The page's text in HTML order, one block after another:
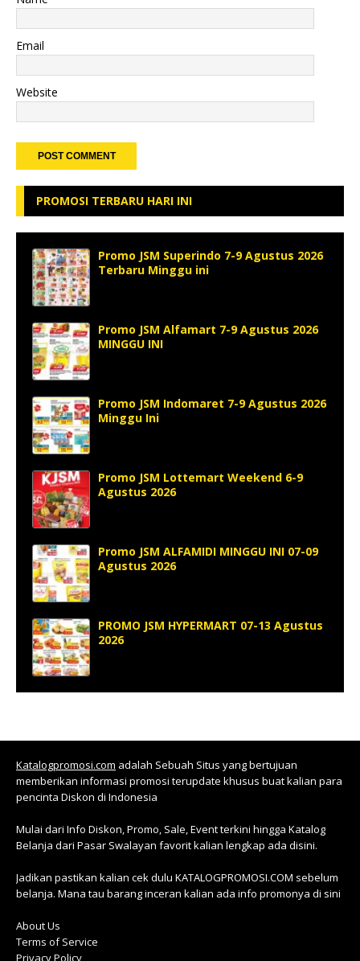
Email
Website
PROMOSI TERBARU HARI INI
Promo JSM Superindo 7-9 Agustus 2026
Terbaru Minggu ini
Promo JSM Alfamart 7-9 Agustus 2026
MINGGU INI
Promo JSM Indomaret 7-9 Agustus 2026
Minggu Ini
Promo JSM Lottemart Weekend 6-9
Agustus 2026
Promo JSM ALFAMIDI MINGGU INI 07-09
Agustus 2026
PROMO JSM HYPERMART 07-13 Agustus
2026
Katalogpromosi.com adalah Sebuah Situs yang bertujuan
memberikan informasi promosi terupdate khusus buat kalian para
pencinta Diskon di Indonesia
Mulai dari Info Diskon, Promo, Sale, Event terkini hingga Katalog
Belanja dari Pasar Swalayan favorit kalian lengkap ada disini.
Jadikan pastikan kalian cek dulu KATALOGPROMOSI.COM sebelum
belanja. Mana tau barang inceran kalian ada info promonya di sini
About Us
Terms of Service
Privacy Policy